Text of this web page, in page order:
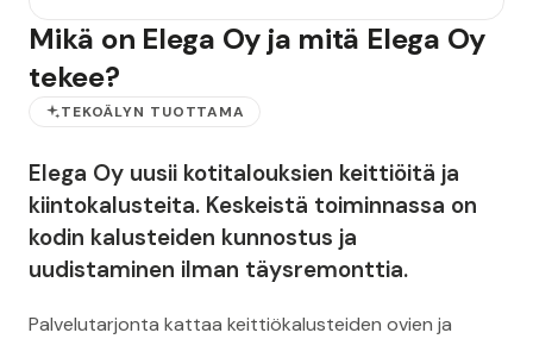
Mikä on Elega Oy ja mitä Elega Oy
tekee?
TEKOÄLYN TUOTTAMA
Elega Oy uusii kotitalouksien keittiöitä ja
kiintokalusteita. Keskeistä toiminnassa on
kodin kalusteiden kunnostus ja
uudistaminen ilman täysremonttia.
Palvelutarjonta kattaa keittiökalusteiden ovien ja